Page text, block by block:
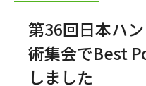
第36回日本ハ
術集会でBest
しました